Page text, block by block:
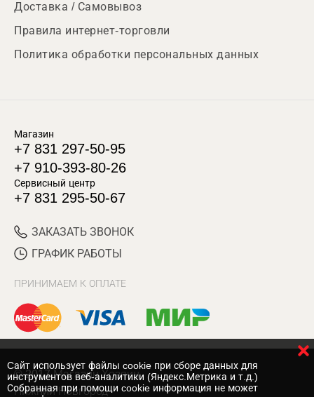
Доставка / Самовывоз
Правила интернет-торговли
Политика обработки персональных данных
Магазин
+7 831 297-50-95
+7 910-393-80-26
Сервисный центр
+7 831 295-50-67
ЗАКАЗАТЬ ЗВОНОК
ГРАФИК РАБОТЫ
ПРИНИМАЕМ К ОПЛАТЕ
© 2017 Магазин Хозяин
Нижний Новгород
Cайт использует файлы cookie при сборе данных для
инструментов веб-аналитики (Яндекс.Метрика и т.д.)
Собранная при помощи cookie информация не может